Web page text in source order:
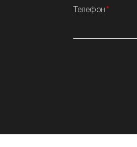
Телефон